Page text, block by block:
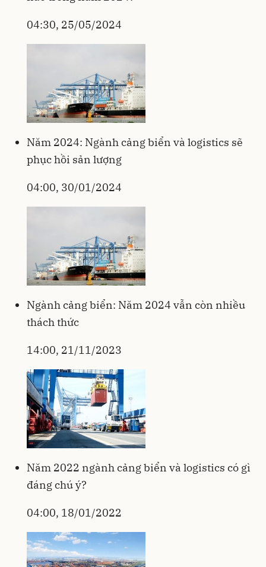
04:30, 25/05/2024
Năm 2024: Ngành cảng biển và logistics sẽ
phục hồi sản lượng
04:00, 30/01/2024
Ngành cảng biển: Năm 2024 vẫn còn nhiều
thách thức
14:00, 21/11/2023
Năm 2022 ngành cảng biển và logistics có gì
đáng chú ý?
04:00, 18/01/2022